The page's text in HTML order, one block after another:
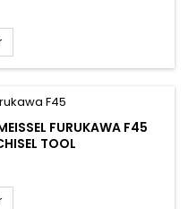
FURUKAWA F45 A
TOOL